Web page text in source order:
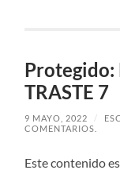
Protegido:
TRASTE 7
9 MAYO, 2022 /
COMENTARIOS.
Este contenido